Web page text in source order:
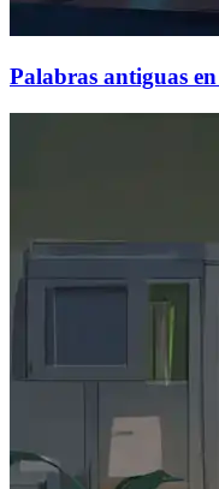
Palabras antiguas